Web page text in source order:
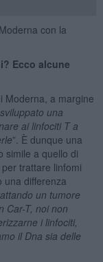
con la
Ecco alcune
Moderna, a margine
una
ai linfociti T a
”. È dunque una
simile a quello di
trattare linfomi
una differenza
un tumore
Car-T, noi non
i linfociti,
il Dna sia delle